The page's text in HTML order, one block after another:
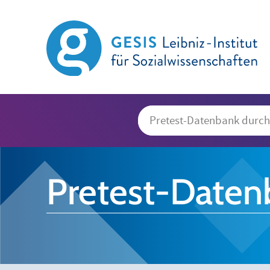
Pretest-